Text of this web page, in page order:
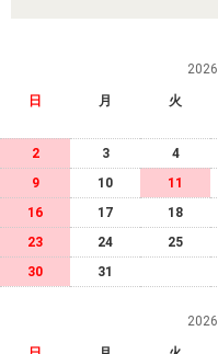
日 月 火
2
3 4
9
10 11
16
17 18
23
24 25
30
31